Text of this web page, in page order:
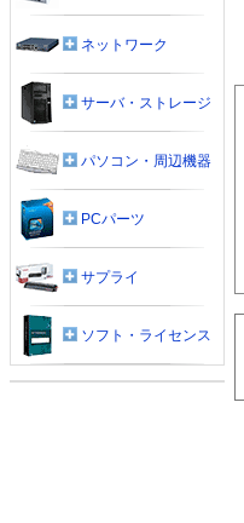
ネットワーク
サーバ・ストレージ
パソコン・周辺機器
PCパーツ
サプライ
ソフト・ライセンス